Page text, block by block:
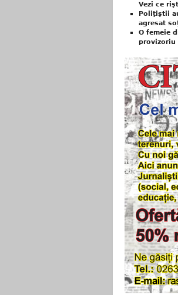
Vezi ce
Poliţiştii
agresat
O femeie